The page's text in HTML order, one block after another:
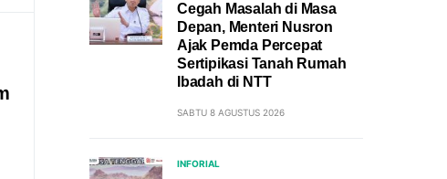
Cegah Masalah di Masa
Depan, Menteri Nusron
Ajak Pemda Percepat
Sertipikasi Tanah Rumah
Ibadah di NTT
SABTU 8 AGUSTUS 2026
INFORIAL